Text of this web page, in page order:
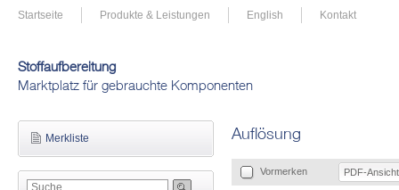
Startseite Produkte & Leistungen English Kontakt
Stoffaufbereitung
Marktplatz für gebrauchte Komponenten
Merkliste Auflösung
Vormerken PDF-Ansicht